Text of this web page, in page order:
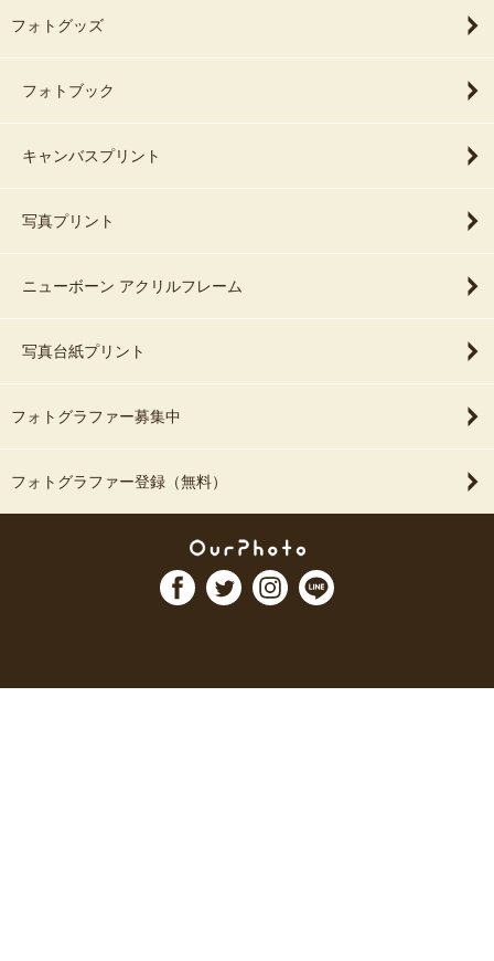
フォトグッズ
フォトブック
キャンバスプリント
写真プリント
ニューボーン アクリルフレーム
写真台紙プリント
フォトグラファー募集中
フォトグラファー登録（無料）